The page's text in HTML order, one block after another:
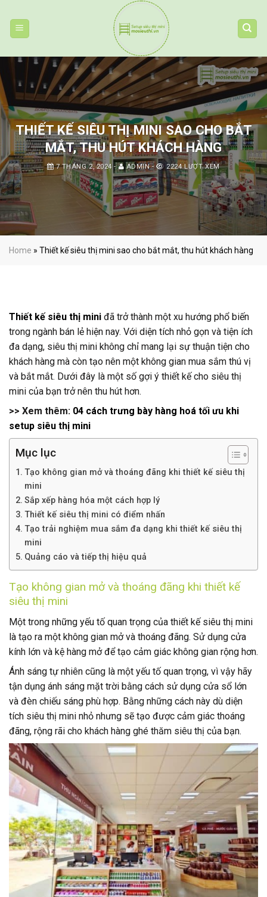
content
THIẾT KẾ SIÊU THỊ MINI SAO CHO BẮT
MẮT, THU HÚT KHÁCH HÀNG
7 THÁNG 2, 2024 - ADMIN- 2224 LƯỢT XEM
Home » Thiết kế siêu thị mini sao cho bắt mắt, thu hút khách hàng
Thiết kế siêu thị mini đã trở thành một xu hướng phổ biến
trong ngành bán lẻ hiện nay. Với diện tích nhỏ gọn và tiện ích
đa dạng, siêu thị mini không chỉ mang lại sự thuận tiện cho
khách hàng mà còn tạo nên một không gian mua sắm thú vị
và bắt mắt. Dưới đây là một số gợi ý thiết kế cho siêu thị
mini của bạn trở nên thu hút hơn.
>> Xem thêm: 04 cách trưng bày hàng hoá tối ưu khi
setup siêu thị mini
Mục lục
Tạo không gian mở và thoáng đãng khi thiết kế siêu thị
mini
Sắp xếp hàng hóa một cách hợp lý
Thiết kế siêu thị mini có điểm nhấn
Tạo trải nghiệm mua sắm đa dạng khi thiết kế siêu thị
mini
Quảng cáo và tiếp thị hiệu quả
Tạo không gian mở và thoáng đãng khi thiết kế
siêu thị mini
Một trong những yếu tố quan trọng của thiết kế siêu thị mini
là tạo ra một không gian mở và thoáng đãng. Sử dụng cửa
kính lớn và kệ hàng mở để tạo cảm giác không gian rộng hơn.
Ánh sáng tự nhiên cũng là một yếu tố quan trọng, vì vậy hãy
tận dụng ánh sáng mặt trời bằng cách sử dụng cửa sổ lớn
và đèn chiếu sáng phù hợp. Bằng những cách này dù diện
tích siêu thị mini nhỏ nhưng sẽ tạo được cảm giác thoáng
đãng, rộng rãi cho khách hàng ghé thăm siêu thị của bạn.